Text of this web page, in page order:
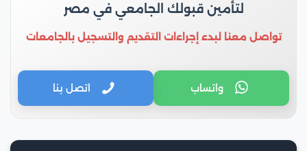
لتأمين قبولك الجامعي في مصر
تواصل معنا لبدء إجراءات التقديم والتسجيل بالجامعات
واتساب اتصل بنا